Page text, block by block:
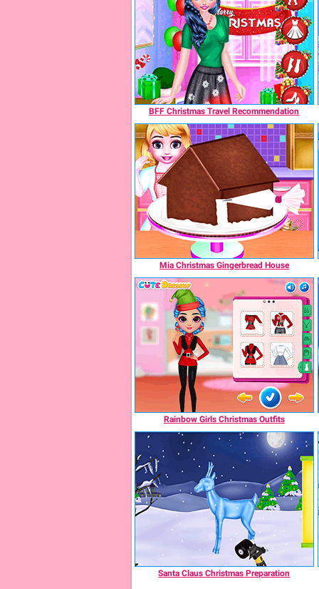
BFF Christmas Travel Recommendation
Mia Christmas Gingerbread House
Rainbow Girls Christmas Outfits
Santa Claus Christmas Preparation